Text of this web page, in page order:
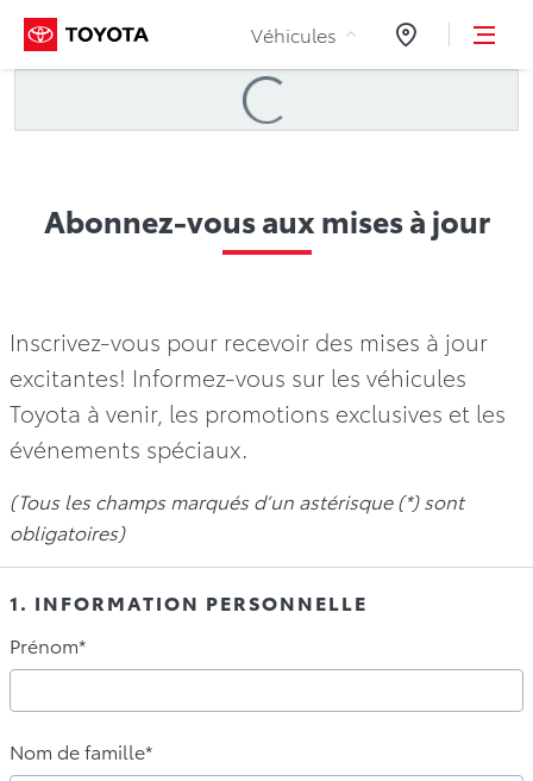
Aller au contenu
Véhicules
Loading
Abonnez-vous aux mises à jour
Inscrivez-vous pour recevoir des mises à jour
excitantes! Informez-vous sur les véhicules
Toyota à venir, les promotions exclusives et les
(Tous les champs marqués d’un astérisque (*) sont
obligatoires)
1. INFORMATION PERSONNELLE
Prénom*
Nom de famille*